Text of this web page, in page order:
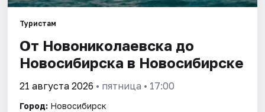
Туристам
От Новониколаевска до
Новосибирска в Новосибирске
21 августа 2026 • пятница • 17:00
Город: Новосибирск